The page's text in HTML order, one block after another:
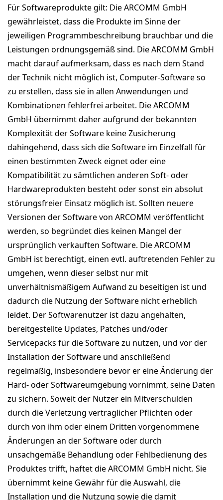
Für Softwareprodukte gilt: Die ARCOMM GmbH
gewährleistet, dass die Produkte im Sinne der
jeweiligen Programmbeschreibung brauchbar und die
Leistungen ordnungsgemäß sind. Die ARCOMM GmbH
macht darauf aufmerksam, dass es nach dem Stand
der Technik nicht möglich ist, Computer-Software so
zu erstellen, dass sie in allen Anwendungen und
Kombinationen fehlerfrei arbeitet. Die ARCOMM
GmbH übernimmt daher aufgrund der bekannten
Komplexität der Software keine Zusicherung
dahingehend, dass sich die Software im Einzelfall für
einen bestimmten Zweck eignet oder eine
Kompatibilität zu sämtlichen anderen Soft- oder
Hardwareprodukten besteht oder sonst ein absolut
störungsfreier Einsatz möglich ist. Sollten neuere
Versionen der Software von ARCOMM veröffentlicht
werden, so begründet dies keinen Mangel der
ursprünglich verkauften Software. Die ARCOMM
GmbH ist berechtigt, einen evtl. auftretenden Fehler zu
umgehen, wenn dieser selbst nur mit
unverhältnismäßigem Aufwand zu beseitigen ist und
dadurch die Nutzung der Software nicht erheblich
leidet. Der Softwarenutzer ist dazu angehalten,
bereitgestellte Updates, Patches und/oder
Servicepacks für die Software zu nutzen, und vor der
Installation der Software und anschließend
regelmäßig, insbesondere bevor er eine Änderung der
Hard- oder Softwareumgebung vornimmt, seine Daten
zu sichern. Soweit der Nutzer ein Mitverschulden
durch die Verletzung vertraglicher Pflichten oder
durch von ihm oder einem Dritten vorgenommene
Änderungen an der Software oder durch
unsachgemäße Behandlung oder Fehlbedienung des
Produktes trifft, haftet die ARCOMM GmbH nicht. Sie
übernimmt keine Gewähr für die Auswahl, die
Installation und die Nutzung sowie die damit